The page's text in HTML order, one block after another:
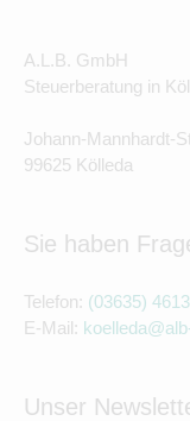
A.L.B. GmbH
Steuerberatung in
Johann-Mannhardt-
99625 Kölleda
Sie haben
Telefon: (03635)
E-Mail:
Unser